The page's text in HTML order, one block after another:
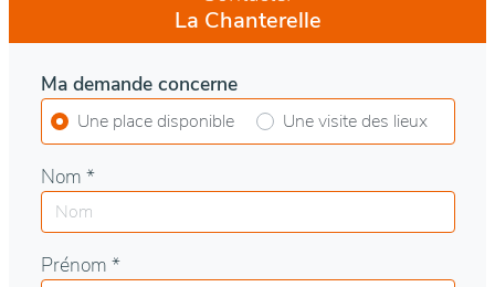
La Chanterelle
Ma demande concerne
Une place disponible Une visite des lieux
Nom *
Prénom *